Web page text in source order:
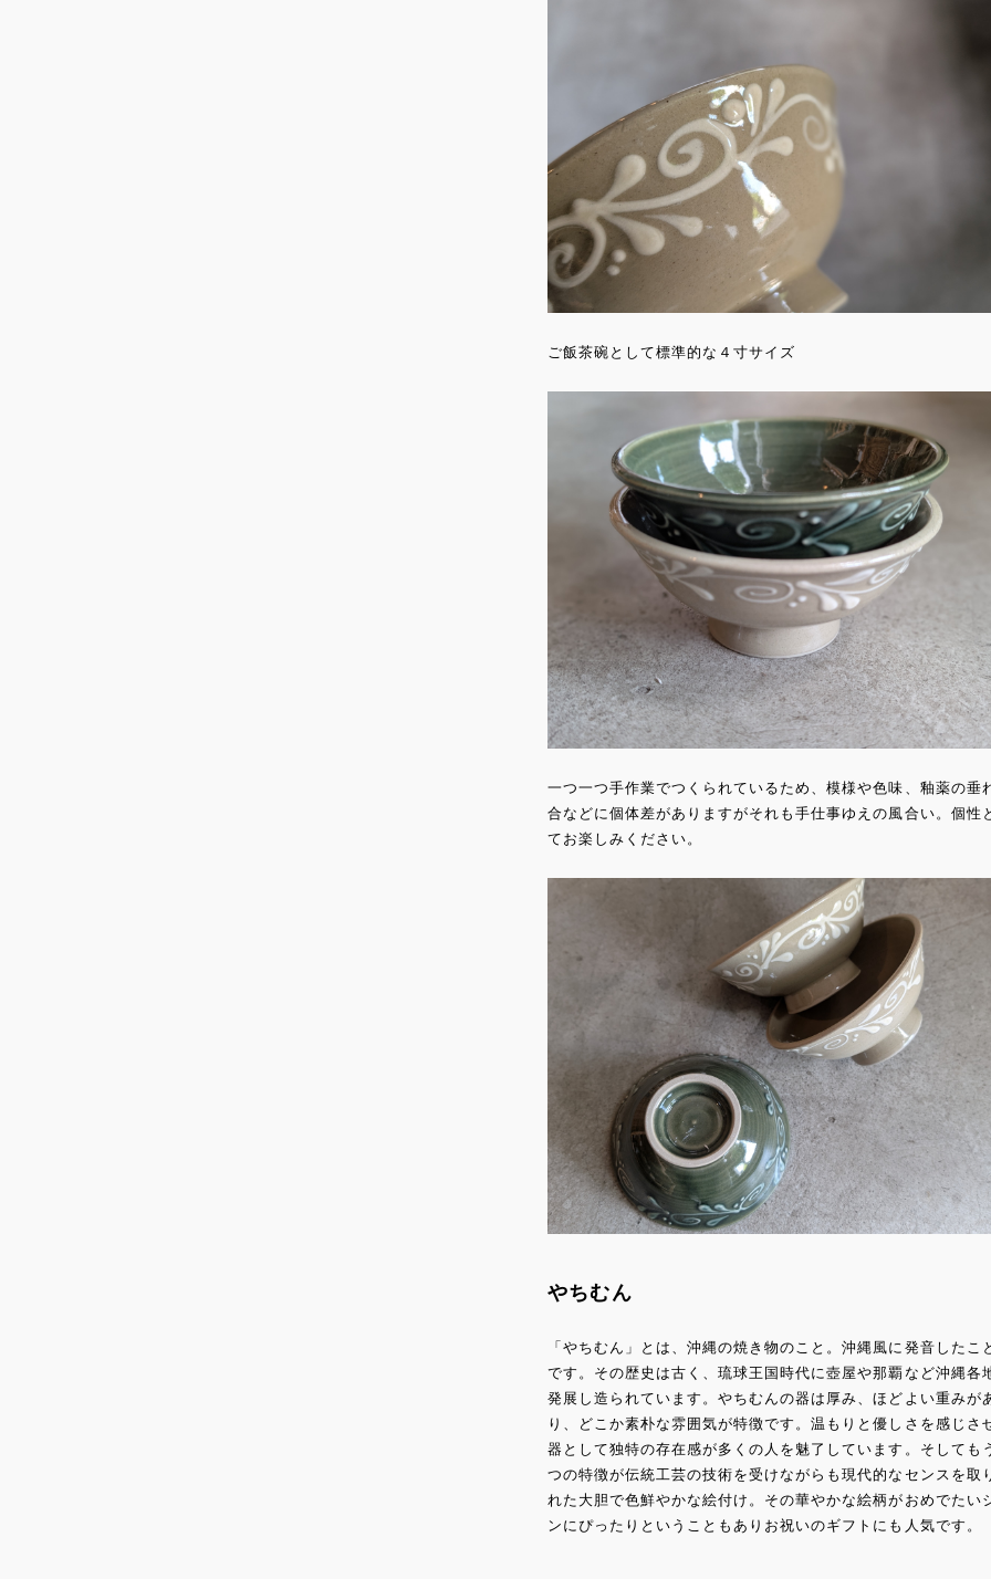
ご飯茶碗として標準的な４寸サイズ
一つ一つ手作業でつくられているため、模様や色味、釉薬の垂
合などに個体差がありますがそれも手仕事ゆえの風合い。個性
てお楽しみください。
やちむん
「やちむん」とは、沖縄の焼き物のこと。沖縄風に発音したこ
です。その歴史は古く、琉球王国時代に壺屋や那覇など沖縄各
発展し造られています。やちむんの器は厚み、ほどよい重みが
り、どこか素朴な雰囲気が特徴です。温もりと優しさを感じさ
器として独特の存在感が多くの人を魅了しています。そしても
つの特徴が伝統工芸の技術を受けながらも現代的なセンスを取
れた大胆で色鮮やかな絵付け。その華やかな絵柄がおめでたい
ンにぴったりということもありお祝いのギフトにも人気です。